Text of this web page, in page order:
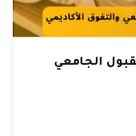
الجامعي